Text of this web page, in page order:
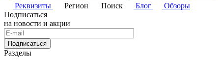
Реквизиты
Регион Поиск Блог
Обзоры
Подписаться
на новости и акции
Подписаться
Разделы